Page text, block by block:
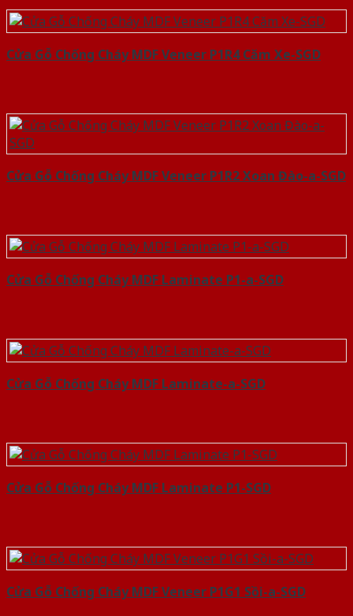
Cửa Gỗ Chống Cháy MDF Veneer P1R4 Căm Xe-SGD
Cửa Gỗ Chống Cháy MDF Veneer P1R2 Xoan Đào-a-SGD
Cửa Gỗ Chống Cháy MDF Laminate P1-a-SGD
Cửa Gỗ Chống Cháy MDF Laminate-a-SGD
Cửa Gỗ Chống Cháy MDF Laminate P1-SGD
Cửa Gỗ Chống Cháy MDF Veneer P1G1 Sồi-a-SGD